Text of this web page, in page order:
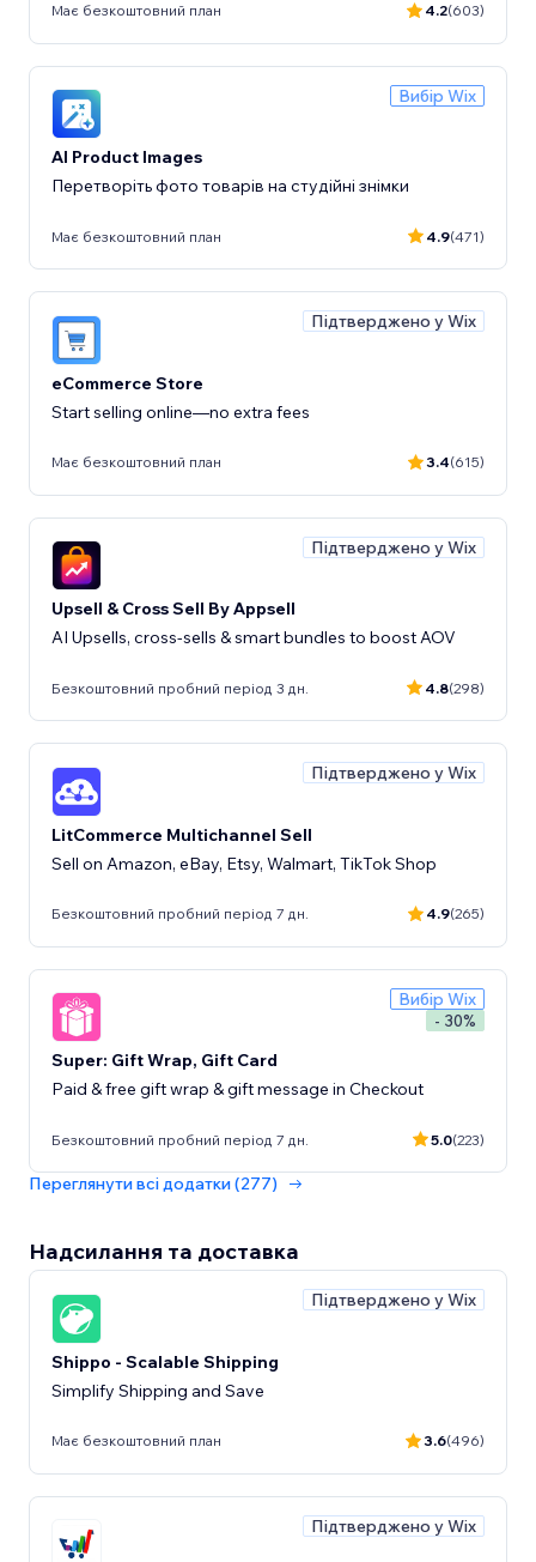
Має безкоштовний план 4.2(603)
Вибір Wix
AI Product Images
Перетворіть фото товарів на студійні знімки
Має безкоштовний план 4.9(471)
Підтверджено у Wix
eCommerce Store
Start selling online—no extra fees
Має безкоштовний план 3.4(615)
Підтверджено у Wix
Upsell & Cross Sell By Appsell
AI Upsells, cross-sells & smart bundles to boost AOV
Безкоштовний пробний період 3 дн. 4.8(298)
Підтверджено у Wix
LitCommerce Multichannel Sell
Sell on Amazon, eBay, Etsy, Walmart, TikTok Shop
Безкоштовний пробний період 7 дн. 4.9(265)
Вибір Wix
- 30%
Super: Gift Wrap, Gift Card
Paid & free gift wrap & gift message in Checkout
Безкоштовний пробний період 7 дн. 5.0(223)
Переглянути всі додатки (277)
Надсилання та доставка
Підтверджено у Wix
Shippo - Scalable Shipping
Simplify Shipping and Save
Має безкоштовний план 3.6(496)
Підтверджено у Wix